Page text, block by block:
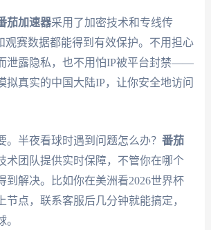
茄加速器采用了加密技术和专线传
观赛数据都能得到有效保护。不用担心
泄露隐私，也不用怕IP被平台封禁——
拟真实的中国大陆IP，让你安全地访问
。半夜看球时遇到问题怎么办？ 番茄
术团队提供实时保障，不管你在哪个
到解决。比如你在美洲看2026世界杯
节点，联系客服后几分钟就能搞定，